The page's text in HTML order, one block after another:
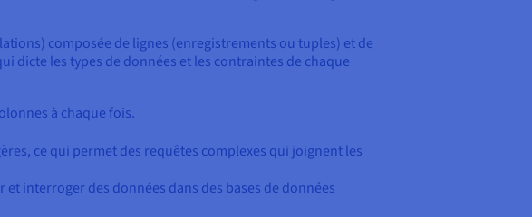
composée de lignes (enregistrements ou tuples) et de
dicte les types de données et les contraintes de chaque
à chaque fois.
ce qui permet des requêtes complexes qui joignent les
interroger des données dans des bases de données